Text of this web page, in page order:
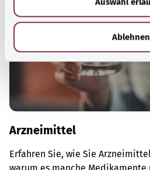
Ablehnen
Arzneimittel
Erfahren Sie, wie Sie
warum es manche